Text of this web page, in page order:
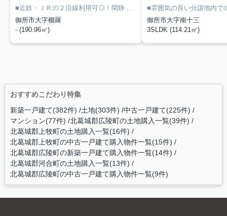
■近鉄・ＪＲの２沿線利用可◎！閑静な住宅地内です！
■建築条件なし
御所市大字櫛羅
- (190.96㎡)
御所市大字南十三
3SLDK (114.21㎡)
おすすめこだわり特集
新築一戸建て(382件) 土地(303件) 中古一戸建て(225件)
マンション(77件) 北葛城郡広陵町の土地購入一覧(39件)
北葛城郡上牧町の土地購入一覧(16件)
北葛城郡上牧町の中古一戸建て購入物件一覧(15件)
北葛城郡広陵町の新築一戸建て購入物件一覧(14件)
北葛城郡河合町の土地購入一覧(13件)
北葛城郡広陵町の中古一戸建て購入物件一覧(9件)